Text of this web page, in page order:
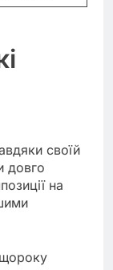
своїй
довго
на
щороку